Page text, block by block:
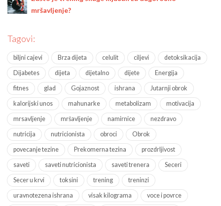
mršavljenje?
Tagovi:
biljni cajevi Brza dijeta celulit ciljevi detoksikacija
Dijabetes dijeta dijetalno dijete Energija
fitnes glad Gojaznost ishrana Jutarnji obrok
kalorijski unos mahunarke metabolizam motivacija
mrsavljenje mršavljenje namirnice nezdravo
nutricija nutricionista obroci Obrok
povecanje tezine Prekomerna tezina prozdrljivost
saveti saveti nutricionista saveti trenera Seceri
Secer u krvi toksini trening treninzi
uravnotezena ishrana visak kilograma voce i povrce